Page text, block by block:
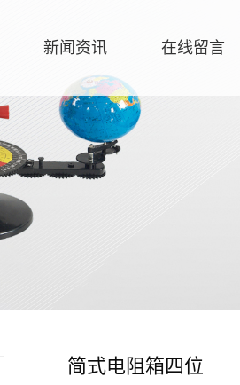
新闻资讯 在线留言
简式电阻箱四位